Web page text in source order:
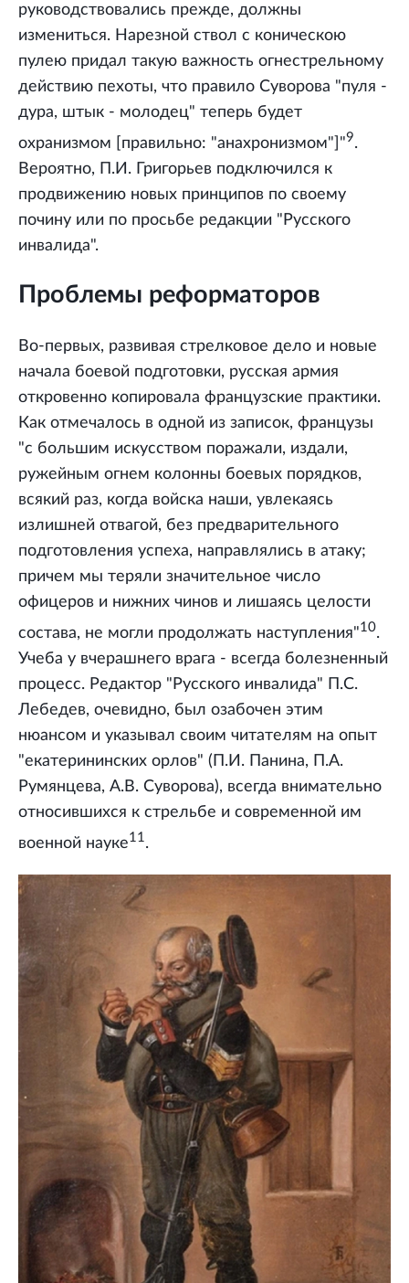
руководствовались прежде, должны
измениться. Нарезной ствол с коническою
пулею придал такую важность огнестрельному
действию пехоты, что правило Суворова "пуля -
дура, штык - молодец" теперь будет
охранизмом [правильно: "анахронизмом"]"9.
Вероятно, П.И. Григорьев подключился к
продвижению новых принципов по своему
почину или по просьбе редакции "Русского
инвалида".
Проблемы реформаторов
Во-первых, развивая стрелковое дело и новые
начала боевой подготовки, русская армия
откровенно копировала французские практики.
Как отмечалось в одной из записок, французы
"с большим искусством поражали, издали,
ружейным огнем колонны боевых порядков,
всякий раз, когда войска наши, увлекаясь
излишней отвагой, без предварительного
подготовления успеха, направлялись в атаку;
причем мы теряли значительное число
офицеров и нижних чинов и лишаясь целости
состава, не могли продолжать наступления"10.
Учеба у вчерашнего врага - всегда болезненный
процесс. Редактор "Русского инвалида" П.С.
Лебедев, очевидно, был озабочен этим
нюансом и указывал своим читателям на опыт
"екатерининских орлов" (П.И. Панина, П.А.
Румянцева, А.В. Суворова), всегда внимательно
относившихся к стрельбе и современной им
военной науке11.